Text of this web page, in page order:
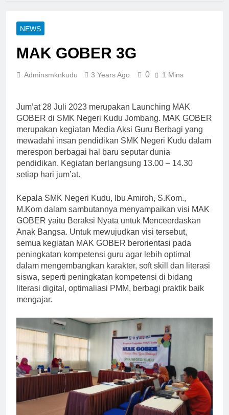
NEWS
MAK GOBER 3G
Adminsmknkudu 3 Years Ago 0 1 Mins
Jum’at 28 Juli 2023 merupakan Launching MAK
GOBER di SMK Negeri Kudu Jombang. MAK GOBER
merupakan kegiatan Media Aksi Guru Berbagi yang
mewadahi insan pendidikan SMK Negeri Kudu dalam
merespon berbagai hal baru seputar dunia
pendidikan. Kegiatan berlangsung 13.00 – 14.30
setiap hari jum’at.
Kepala SMK Negeri Kudu, Ibu Amiroh, S.Kom.,
M.Kom dalam sambutannya menyampaikan visi MAK
GOBER yaitu Beraksi Nyata untuk Menceerdaskan
Anak Bangsa. Untuk mewujudkan visi tersebut,
semua kegiatan MAK GOBER berorientasi pada
peningkatan kompetensi guru agar lebih optimal
dalam mengembangkan karakter, soft skill dan literasi
siswa, seperti peningkatan kompetensi di bidang
literasi digital, optimaliasi PMM, berbagi praktik baik
mengajar.